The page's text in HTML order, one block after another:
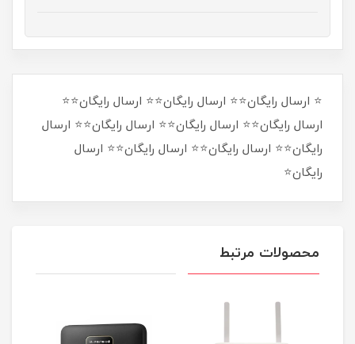
⭐ ارسال رایگان⭐⭐ ارسال رایگان⭐⭐ ارسال رایگان⭐⭐
ارسال رایگان⭐⭐ ارسال رایگان⭐⭐ ارسال رایگان⭐⭐ ارسال
رایگان⭐⭐ ارسال رایگان⭐⭐ ارسال رایگان⭐⭐ ارسال
رایگان⭐
محصولات مرتبط